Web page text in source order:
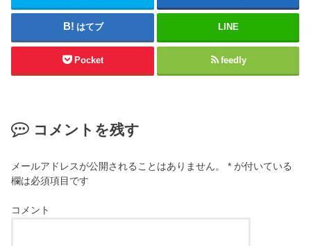
はてブ LINE
Pocket feedly
コメントを残す
メールアドレスが公開されることはありません。 * が付いている
欄は必須項目です
コメント